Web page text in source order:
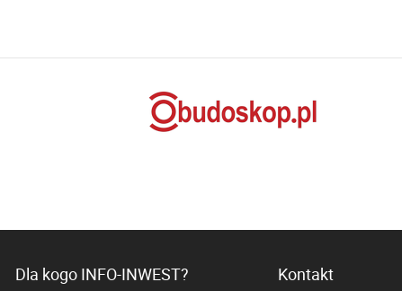
Dla kogo INFO-INWEST? Kontakt